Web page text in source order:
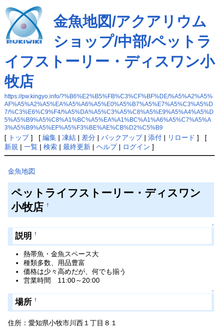
金魚地図/アクアリウム
ショップ/中部/ペットラ
イフストーリー・ディスワン小
牧店
https://pw.kingyo.info/?%B6%E2%B5%FB%C3%CF%BF%DE/%A5%A2%A5%
AF%A5%A2%A5%EA%A5%A6%A5%E0%A5%B7%A5%E7%A5%C3%A5%D
7/%C3%E6%C9%F4/%A5%DA%A5%C3%A5%C8%A5%E9%A5%A4%A5%D
5%A5%B9%A5%C8%A1%BC%A5%EA%A1%BC%A1%A6%A5%C7%A5%A
3%A5%B9%A5%EF%A5%F3%BE%AE%CB%D2%C5%B9
[ トップ] [ 編集| 凍結| 差分| バックアップ| 添付| リロード ] [
新規 | 一覧| 検索| 最終更新| ヘルプ| ログイン ]
金魚地図
ペットライフストーリー・ディスワン
小牧店 †
↑
説明†
熱帯魚・金魚スペース大
種類多数、用品豊富
価格は少々高めだが、何でも揃う
営業時間 11:00～20:00
↑
場所†
住所：愛知県小牧市川西１丁目８１